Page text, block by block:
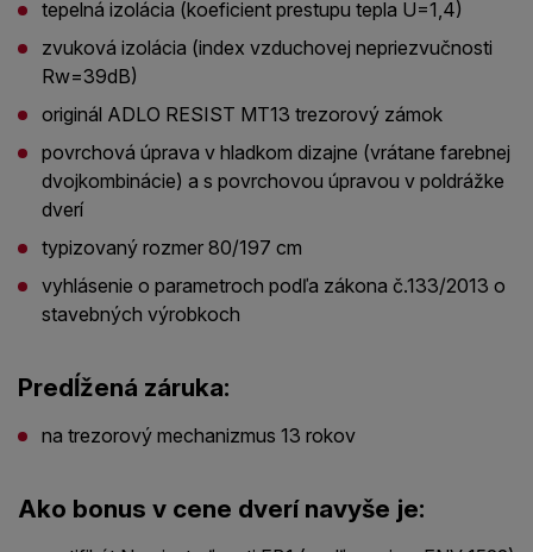
tepelná izolácia (koeficient prestupu tepla U=1,4)
zvuková izolácia (index vzduchovej nepriezvučnosti
Rw=39dB)
originál ADLO RESIST MT13 trezorový zámok
povrchová úprava v hladkom dizajne (vrátane farebnej
dvojkombinácie) a s povrchovou úpravou v poldrážke
dverí
typizovaný rozmer 80/197 cm
vyhlásenie o parametroch podľa zákona č.133/2013 o
stavebných výrobkoch
Predĺžená záruka:
na trezorový mechanizmus 13 rokov
Ako bonus v cene dverí navyše je: